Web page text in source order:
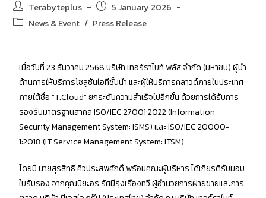
Terabyteplus
5 January 2026
News & Event / Press Release
เมื่อวันที่ 23 ธันวาคม 2568 บริษัท เทอร์ราไบท์ พลัส จำกัด (มหาชน) ผู้นำ
ด้านการให้บริการโซลูชันไอทีชั้นนำ และผู้ให้บริการคลาวด์ภายในประเทศ
ภายใต้ชื่อ “T.Cloud” ยกระดับความสำเร็จไปอีกขั้น ด้วยการได้รับการ
รองรับมาตรฐานสากล ISO/IEC 27001:2022 (Information
Security Management System: ISMS) และ ISO/IEC 20000-
1:2018 (IT Service Management System: ITSM)
โดยมี นายสุรสิทธิ์ คิวประสพศักดิ์ พร้อมคณะผู้บริหาร ได้เกียรติรับมอบ
ใบรับรอง จากคุณปิยะอร รัศมีรุ่งเรืองทวี ผู้อำนวยการฝ่ายขายและการ